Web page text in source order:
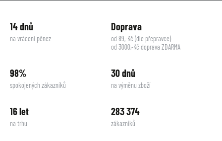
14 dnů
na vrácení pěnez
Doprava
od 89,-Kč (dle přepravce)
od 3000,-Kč doprava ZDARMA
98%
spokojených zákazníků
30 dnů
na výměnu zboží
16 let
na trhu
283 374
zákazníků